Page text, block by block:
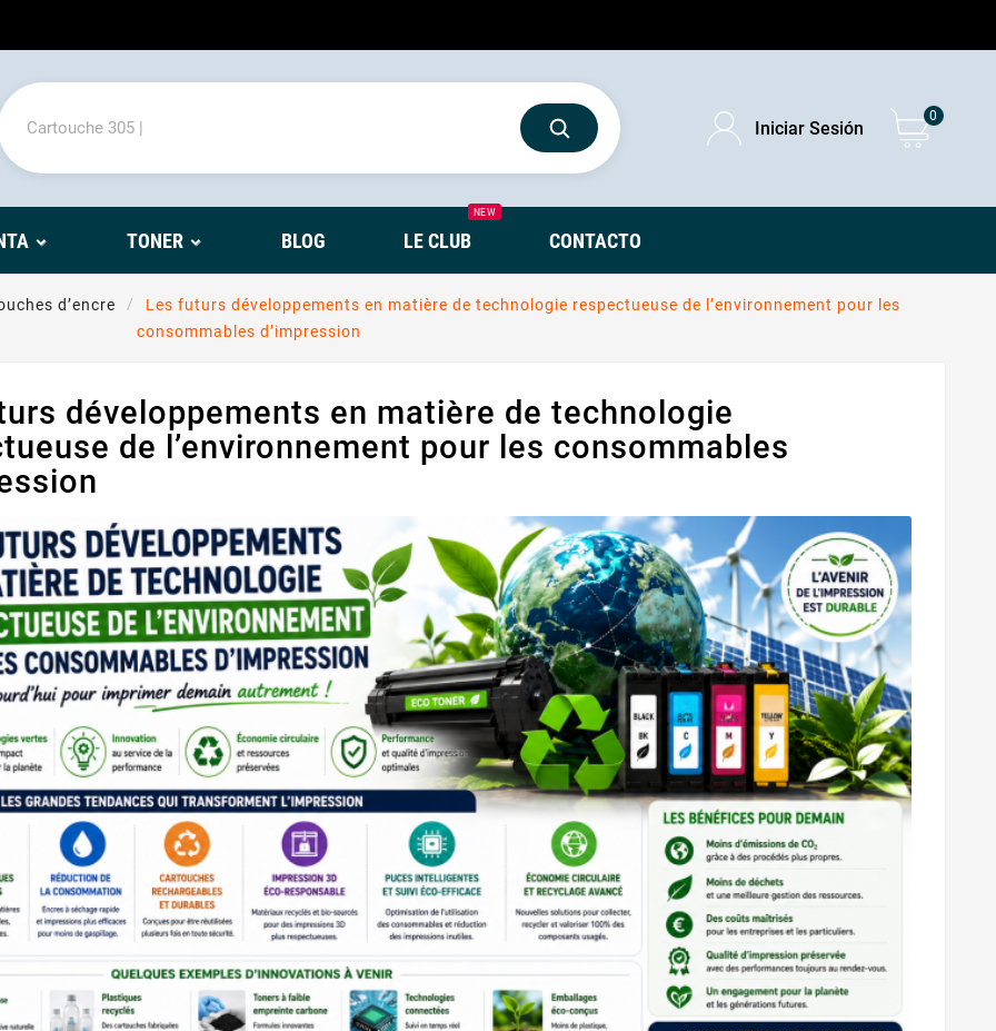
Iniciar Sesión
0
TONER BLOG LE CLUB
NEW
CONTACTO
d’encre
Les futurs développements en matière de technologie respectueuse de l’environnement pour les
consommables d’impression
développements en matière de technologie
de l’environnement pour les consommables